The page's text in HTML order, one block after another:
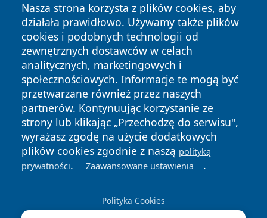
Nasza strona korzysta z plików cookies, aby
działała prawidłowo. Używamy także plików
cookies i podobnych technologii od
zewnętrznych dostawców w celach
analitycznych, marketingowych i
społecznościowych. Informacje te mogą być
przetwarzane również przez naszych
partnerów. Kontynuując korzystanie ze
strony lub klikając „Przechodzę do serwisu",
wyrażasz zgodę na użycie dodatkowych
plików cookies zgodnie z naszą polityką
prywatności. Zaawansowane ustawienia .
Polityka Cookies
Copyright © 2026 wrotazabrza.pl Wszystkie prawa
zastrzeżone.
News Autorzy
Polityka
Prywatności
Polityka
Cookies